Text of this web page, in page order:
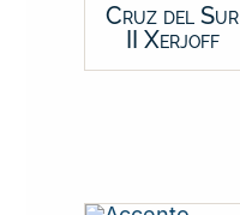
Cruz del Sur
II Xerjoff